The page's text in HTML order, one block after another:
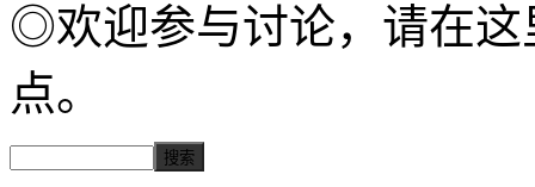
◎欢迎参与讨论，请在这
点。